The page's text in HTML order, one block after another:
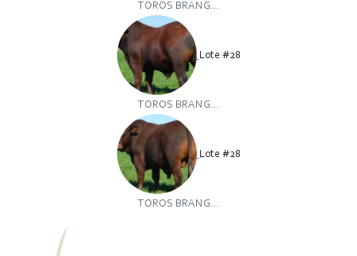
TOROS BRANG...
Lote #28
TOROS BRANG...
Lote #28
TOROS BRANG...